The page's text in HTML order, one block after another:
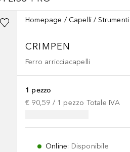
Homepage Capelli
CRIMPEN
Ferro arricciacapelli
1 pezzo
€ 90,59 / 1 pezzo Totale IVA
Online: Disponibile